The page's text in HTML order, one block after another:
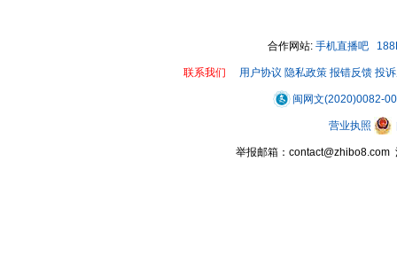
合作网站: 手机直播吧
联系我们 用户协议 隐私政策 报错反馈 投
闽网文(2020)0082-
营业执照
举报邮箱：